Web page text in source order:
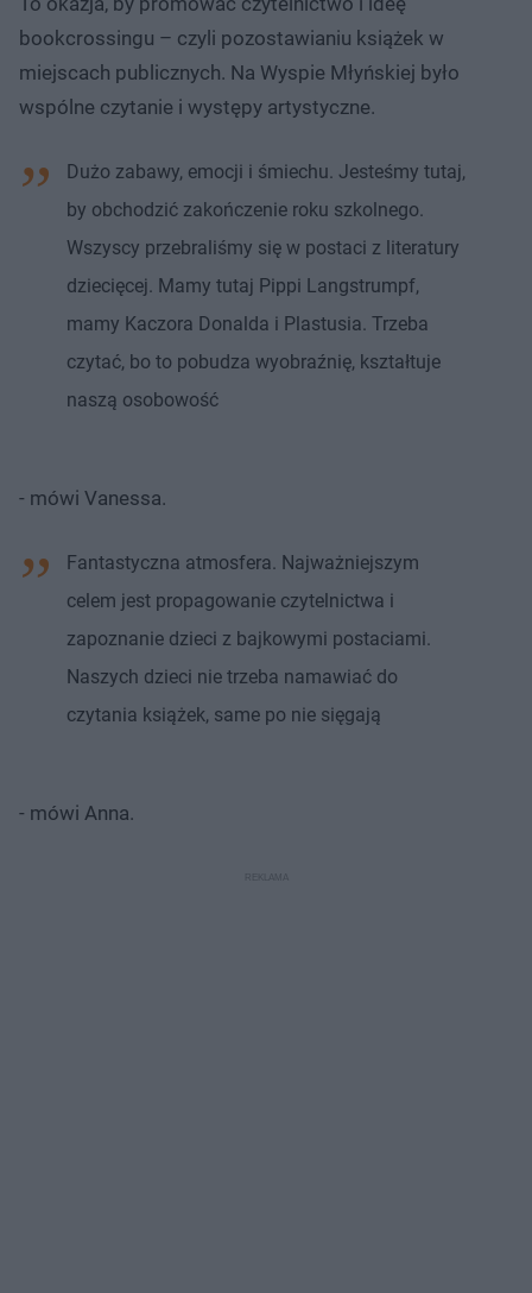
bookcrossingu – czyli pozostawianiu książek w
miejscach publicznych. Na Wyspie Młyńskiej było
wspólne czytanie i występy artystyczne.
Dużo zabawy, emocji i śmiechu. Jesteśmy tutaj,
by obchodzić zakończenie roku szkolnego.
Wszyscy przebraliśmy się w postaci z literatury
dziecięcej. Mamy tutaj Pippi Langstrumpf,
mamy Kaczora Donalda i Plastusia. Trzeba
czytać, bo to pobudza wyobraźnię, kształtuje
naszą osobowość
- mówi Vanessa.
Fantastyczna atmosfera. Najważniejszym
celem jest propagowanie czytelnictwa i
zapoznanie dzieci z bajkowymi postaciami.
Naszych dzieci nie trzeba namawiać do
czytania książek, same po nie sięgają
- mówi Anna.